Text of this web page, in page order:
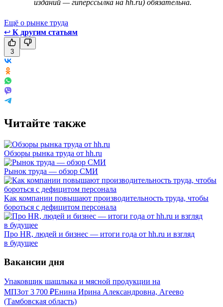
изданий — гиперссылка на hh.ru) обязательна.
Ещё о рынке труда
↩ К другим статьям
3
Читайте также
Обзоры рынка труда от hh.ru
Рынок труда — обзор СМИ
Как компании повышают производительность труда, чтобы
бороться с дефицитом персонала
Про HR, людей и бизнес — итоги года от hh.ru и взгляд
в будущее
Вакансии дня
Упаковщик шашлыка и мясной продукции на
МПЗот 3 700 ₽Енина Ирина Александровна, Агеево
(Тамбовская область)